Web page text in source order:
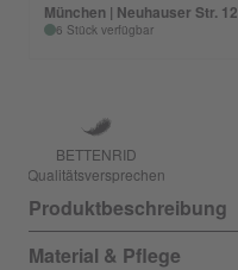
München | Neuhauser Str. 12
6 Stück verfügbar
BETTENRID
Qualitätsversprechen
Produktbeschreibung
Material & Pflege